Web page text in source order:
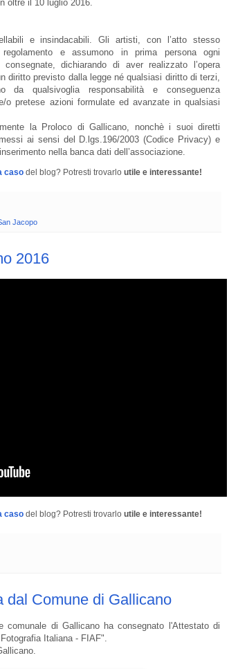
oltre il 10 luglio 2016.
e insindacabili. Gli artisti, con l’atto stesso
e assumono in prima persona ogni
dichiarando di aver realizzato l’opera
diritto previsto dalla legge né qualsiasi diritto di terzi,
da qualsivoglia responsabilità e conseguenza
o pretese azioni formulate ed avanzate in qualsiasi
la Proloco di Gallicano, nonchè i suoi diretti
ai sensi del D.lgs.196/2003 (Codice Privacy) e
nella banca dati dell’associazione.
caso del blog? Potresti trovarlo utile e interessante!
Jacopo
2016
caso del blog? Potresti trovarlo utile e interessante!
dal Comune di Gallicano
comunale di Gallicano ha consegnato l'Attestato di
Italiana - FIAF".